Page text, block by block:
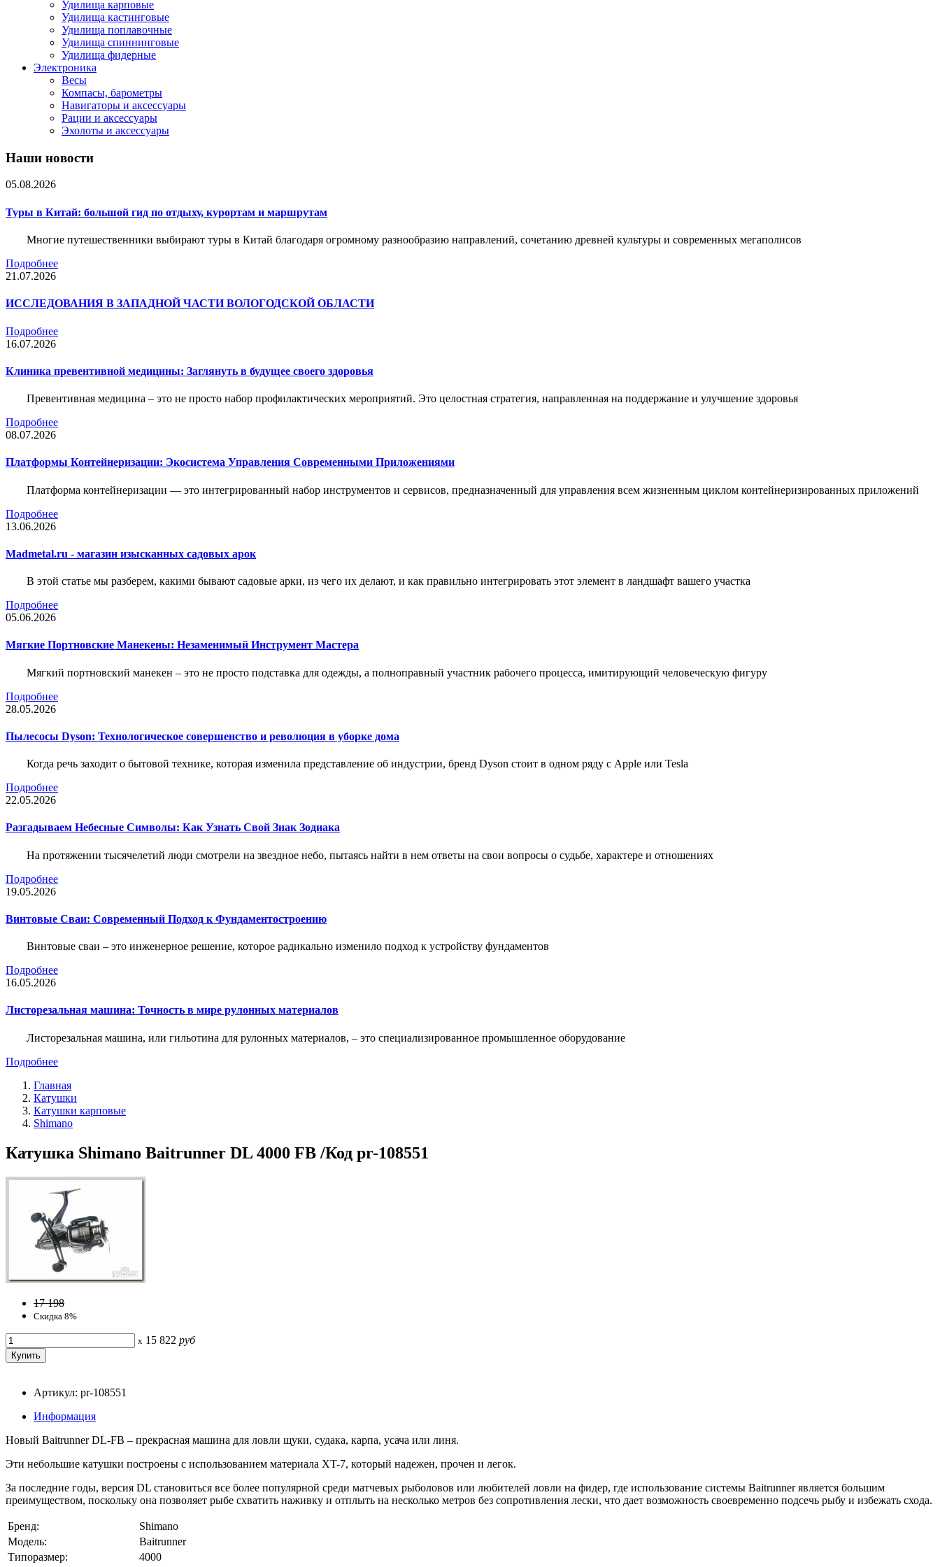
Удилища карповые
Удилища кастинговые
Удилища поплавочные
Удилища спиннинговые
Удилища фидерные
Электроника
Весы
Компасы, барометры
Навигаторы и аксессуары
Рации и аксессуары
Эхолоты и аксессуары
Наши новости
05.08.2026
Туры в Китай: большой гид по отдыху, курортам и маршрутам
Многие путешественники выбирают туры в Китай благодаря огромному разнообразию направлений, сочетанию древней культуры и современных мегаполисов
Подробнее
21.07.2026
ИССЛЕДОВАНИЯ В ЗАПАДНОЙ ЧАСТИ ВОЛОГОДСКОЙ ОБЛАСТИ
Подробнее
16.07.2026
Клиника превентивной медицины: Заглянуть в будущее своего здоровья
Превентивная медицина – это не просто набор профилактических мероприятий. Это целостная стратегия, направленная на поддержание и улучшение здоровья
Подробнее
08.07.2026
Платформы Контейнеризации: Экосистема Управления Современными Приложениями
Платформа контейнеризации — это интегрированный набор инструментов и сервисов, предназначенный для управления всем жизненным циклом контейнеризированных приложений
Подробнее
13.06.2026
Madmetal.ru - магазин изысканных садовых арок
В этой статье мы разберем, какими бывают садовые арки, из чего их делают, и как правильно интегрировать этот элемент в ландшафт вашего участка
Подробнее
05.06.2026
Мягкие Портновские Манекены: Незаменимый Инструмент Мастера
Мягкий портновский манекен – это не просто подставка для одежды, а полноправный участник рабочего процесса, имитирующий человеческую фигуру
Подробнее
28.05.2026
Пылесосы Dyson: Технологическое совершенство и революция в уборке дома
Когда речь заходит о бытовой технике, которая изменила представление об индустрии, бренд Dyson стоит в одном ряду с Apple или Tesla
Подробнее
22.05.2026
Разгадываем Небесные Символы: Как Узнать Свой Знак Зодиака
На протяжении тысячелетий люди смотрели на звездное небо, пытаясь найти в нем ответы на свои вопросы о судьбе, характере и отношениях
Подробнее
19.05.2026
Винтовые Сваи: Современный Подход к Фундаментостроению
Винтовые сваи – это инженерное решение, которое радикально изменило подход к устройству фундаментов
Подробнее
16.05.2026
Листорезальная машина: Точность в мире рулонных материалов
Листорезальная машина, или гильотина для рулонных материалов, – это специализированное промышленное оборудование
Подробнее
Главная
Катушки
Катушки карповые
Shimano
Катушка Shimano Baitrunner DL 4000 FB /Код pr-108551
17 198
Скидка 8%
x 15 822 руб
Артикул: pr-108551
Информация
Новый Baitrunner DL-FB – прекрасная машина для ловли щуки, судака, карпа, усача или линя.
Эти небольшие катушки построены с использованием материала XT-7, который надежен, прочен и легок.
За последние годы, версия DL становиться все более популярной среди матчевых рыболовов или любителей ловли на фидер, где использование системы Baitrunner является большим
преимуществом, поскольку она позволяет рыбе схватить наживку и отплыть на несколько метров без сопротивления лески, что дает возможность своевременно подсечь рыбу и избежать схода.
Бренд:
Shimano
Модель:
Baitrunner
Типоразмер:
4000